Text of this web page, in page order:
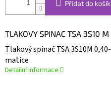
Přidat do
TLAKOVY SPINAC TSA 3S10
Tlakový spínač TSA 3S10M
matice
Detailní informace